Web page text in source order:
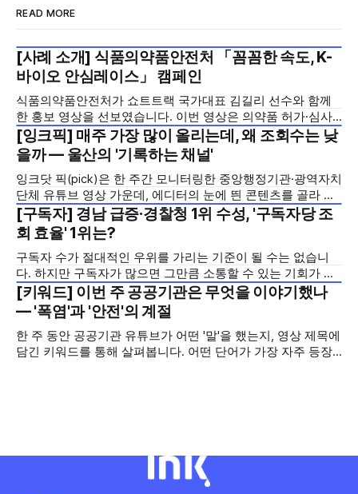
READ MORE
2026년 7월 5주
[사례 소개] 식품의약품안전처 「꼼꼼한 속도, K-
바이오 안심레이스」 캠페인
식품의약품안전처가 쇼트트랙 국가대표 김길리 선수와 함께
한 홍보 영상을 선보였습니다. 이번 영상은 의약품 허가·심사
기간을 기존 420일에서 240일로 단축한 정책을 국민에게 쉽
고 친근하게 알리기 위해 제작한 것으로, 딱딱하게 느껴질 수
있는 규제 정책을, 빙판 위에서 빠른 스피드와 꼼꼼한 준비를
모두 갖춘 김길리 선수의 이미지에 빗대어 풀어낸 것이 특징입
니다. '빠르지만
2026년 7월 5주
[잉크픽] 매주 가장 많이 올리는데, 왜 조회수는 낮
을까 — 울산의 '기록하는 채널'
잉크닷 픽(pick)은 한 주간 모니터링한 중앙행정기관·광역자치
단체 유튜브 영상 가운데, 에디터의 눈에 띈 콘텐츠를 골라 그
시도와 의미를 들여다보는 코너입니다. 조회수 순위표 맨 위에
오르지는 못했지만, 다른 채널이 가지 않은 길을 택한 콘텐츠
를 소개합니다. 이번 주는 특정 영상 한 편이 아니라, 채널 하나
의 '변화'를 이야기하려
2026년 7월 5주
[구독자] 경남 급증·경찰청 1위 수성, '구독자당 조
회 효율' 1위는?
구독자 수가 절대적인 우위를 가리는 기준이 될 수는 없습니
다. 하지만 구독자가 많으면 그만큼 소통할 수 있는 기회가 많
아집니다. 소통은 곧 채널의 신뢰로 이어집니다. 억지로 구독
자를 확보하기보다는 소통하는, 그래서 충성도 높은 구독자를
다수 확보하길 바라는 마음을 담아, 중앙행정기관과 광역자치
단체 유튜브 채널의 구독자를 월 단위로 분석합니다. 중앙행정
기관과 광역자치단체 유튜브 채널의 구독자를 통합하여
2026년 7월 5주
[키워드] 이번 주 공공기관은 무엇을 이야기했나
— '폭염'과 '안전'의 계절
한 주 동안 공공기관 유튜브가 어떤 '말'을 했는지, 영상 제목에
담긴 키워드를 통해 살펴봅니다. 어떤 단어가 가장 자주 등장